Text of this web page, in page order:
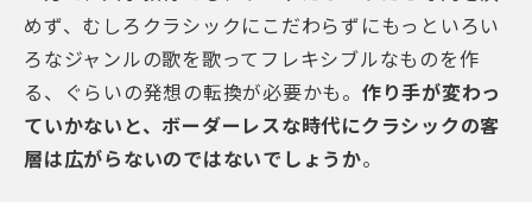
めず、むしろクラシックにこだわらずにもっといろい
ろなジャンルの歌を歌ってフレキシブルなものを作
る、ぐらいの発想の転換が必要かも。 作り手が変わっ
ていかないと、ボーダーレスな時代にクラシックの客
層は広がらないのではないでしょうか。